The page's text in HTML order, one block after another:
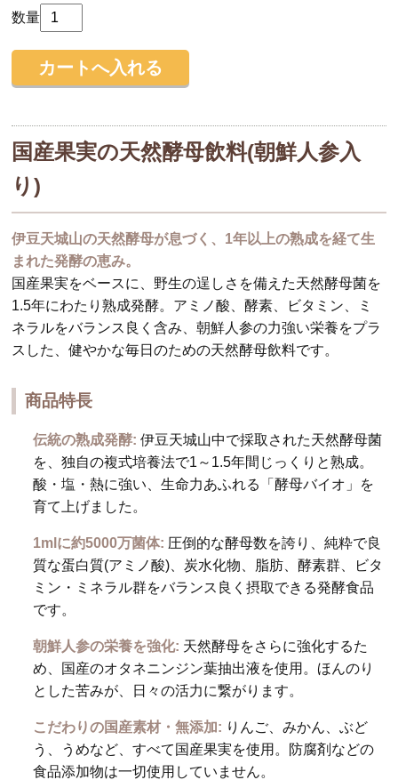
数量
国産果実の天然酵母飲料(朝鮮人参入
り)
伊豆天城山の天然酵母が息づく、1年以上の熟成を経て生
まれた発酵の恵み。
国産果実をベースに、野生の逞しさを備えた天然酵母菌を
1.5年にわたり熟成発酵。アミノ酸、酵素、ビタミン、ミ
ネラルをバランス良く含み、朝鮮人参の力強い栄養をプラ
スした、健やかな毎日のための天然酵母飲料です。
商品特長
伝統の熟成発酵: 伊豆天城山中で採取された天然酵母菌
を、独自の複式培養法で1～1.5年間じっくりと熟成。
酸・塩・熱に強い、生命力あふれる「酵母バイオ」を
育て上げました。
1mlに約5000万菌体: 圧倒的な酵母数を誇り、純粋で良
質な蛋白質(アミノ酸)、炭水化物、脂肪、酵素群、ビタ
ミン・ミネラル群をバランス良く摂取できる発酵食品
です。
朝鮮人参の栄養を強化: 天然酵母をさらに強化するた
め、国産のオタネニンジン葉抽出液を使用。ほんのり
とした苦みが、日々の活力に繋がります。
こだわりの国産素材・無添加: りんご、みかん、ぶど
う、うめなど、すべて国産果実を使用。防腐剤などの
食品添加物は一切使用していません。